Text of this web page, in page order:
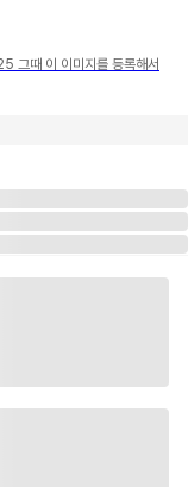
때 이 이미지를 등록해서